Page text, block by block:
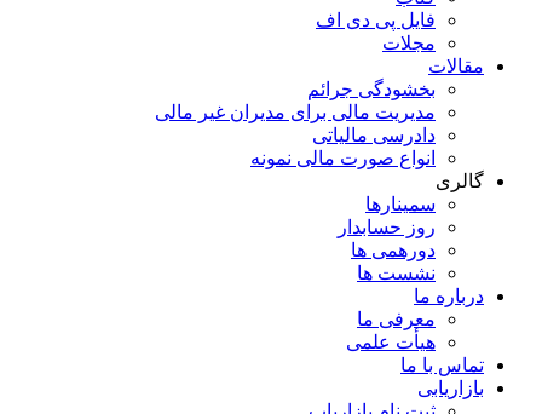
فایل پی دی اف
مجلات
مقالات
بخشودگی جرائم
مدیریت مالی برای مدیران غیر مالی
دادرسی مالیاتی
انواع صورت مالی نمونه
گالری
سمینارها
روز حسابدار
دورهمی ها
نشست ها
درباره ما
معرفی ما
هیأت علمی
تماس با ما
بازاریابی